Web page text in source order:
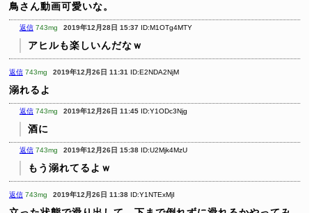
鳥さん動画可愛いな。
返信 743mg 2019年12月28日 15:37 ID:M1OTg4MTY
アヒルも楽しいんだなｗ
返信 743mg 2019年12月26日 11:31 ID:E2NDA2NjM
溺れるよ
返信 743mg 2019年12月26日 11:45 ID:Y1ODc3Njg
酒に
返信 743mg 2019年12月26日 15:38 ID:U2Mjk4MzU
もう溺れてるよｗ
返信 743mg 2019年12月26日 11:38 ID:Y1NTExMjI